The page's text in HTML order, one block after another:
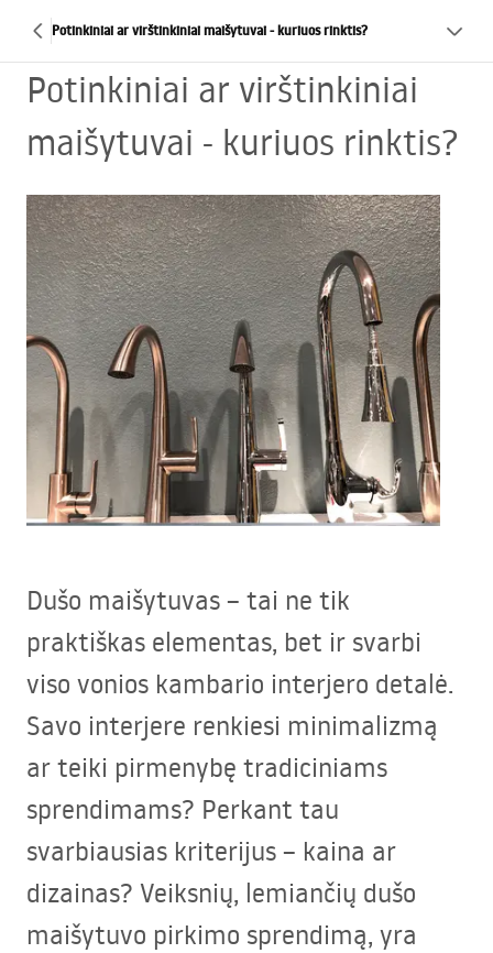
Potinkiniai ar virštinkiniai maišytuvai - kuriuos rinktis?
Potinkiniai ar virštinkiniai
maišytuvai - kuriuos rinktis?
Dušo maišytuvas – tai ne tik
praktiškas elementas, bet ir svarbi
viso vonios kambario interjero detalė.
Savo interjere renkiesi minimalizmą
ar teiki pirmenybę tradiciniams
sprendimams? Perkant tau
svarbiausias kriterijus – kaina ar
dizainas? Veiksnių, lemiančių dušo
maišytuvo pirkimo sprendimą, yra